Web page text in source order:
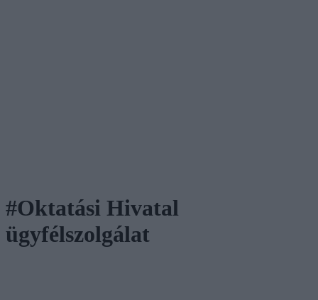
#Oktatási Hivatal
ügyfélszolgálat